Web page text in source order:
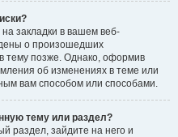
закладки в вашем веб-
о произошедших
тему позже. Однако, оформив
об изменениях в теме или
вам способом или способами.
тему или раздел?
раздел, зайдите на него и